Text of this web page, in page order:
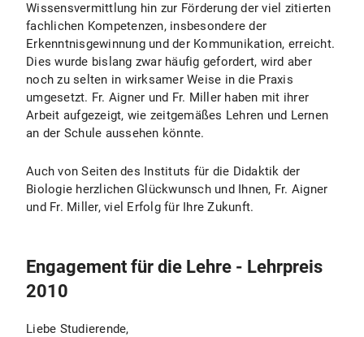
Wissensvermittlung hin zur Förderung der viel zitierten
fachlichen Kompetenzen, insbesondere der
Erkenntnisgewinnung und der Kommunikation, erreicht.
Dies wurde bislang zwar häufig gefordert, wird aber
noch zu selten in wirksamer Weise in die Praxis
umgesetzt. Fr. Aigner und Fr. Miller haben mit ihrer
Arbeit aufgezeigt, wie zeitgemäßes Lehren und Lernen
an der Schule aussehen könnte.
Auch von Seiten des Instituts für die Didaktik der
Biologie herzlichen Glückwunsch und Ihnen, Fr. Aigner
und Fr. Miller, viel Erfolg für Ihre Zukunft.
Engagement für die Lehre - Lehrpreis
2010
Liebe Studierende,